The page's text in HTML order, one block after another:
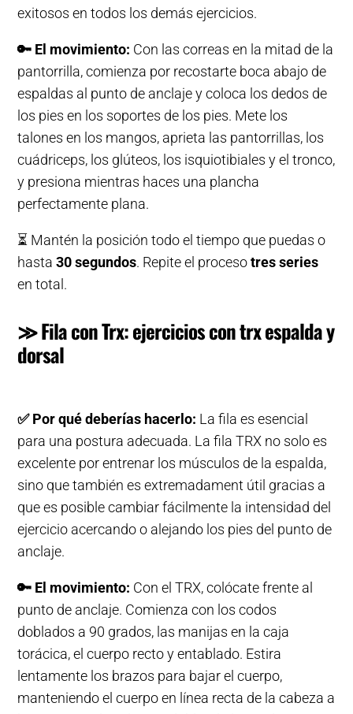
exitosos en todos los demás ejercicios.
🔑 El movimiento: Con las correas en la mitad de la
pantorrilla, comienza por recostarte boca abajo de
espaldas al punto de anclaje y coloca los dedos de
los pies en los soportes de los pies. Mete los
talones en los mangos, aprieta las pantorrillas, los
cuádriceps, los glúteos, los isquiotibiales y el tronco,
y presiona mientras haces una plancha
perfectamente plana.
⏳ Mantén la posición todo el tiempo que puedas o
hasta30 segundos. Repite el procesotres series
en total.
≫ Fila con Trx: ejercicios con trx espalda y
dorsal
✅Por qué deberías hacerlo: La fila es esencial
para una postura adecuada. La fila TRX no solo es
excelente por entrenar los músculos de la espalda,
sino que también es extremadament útil gracias a
que es posible cambiar fácilmente la intensidad del
ejercicio acercando o alejando los pies del punto de
anclaje.
🔑 El movimiento: Con el TRX, colócate frente al
punto de anclaje. Comienza con los codos
doblados a 90 grados, las manijas en la caja
torácica, el cuerpo recto y entablado. Estira
lentamente los brazos para bajar el cuerpo,
manteniendo el cuerpo en línea recta de la cabeza a